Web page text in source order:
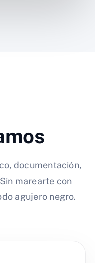
documentación,
marearte con
agujero negro.